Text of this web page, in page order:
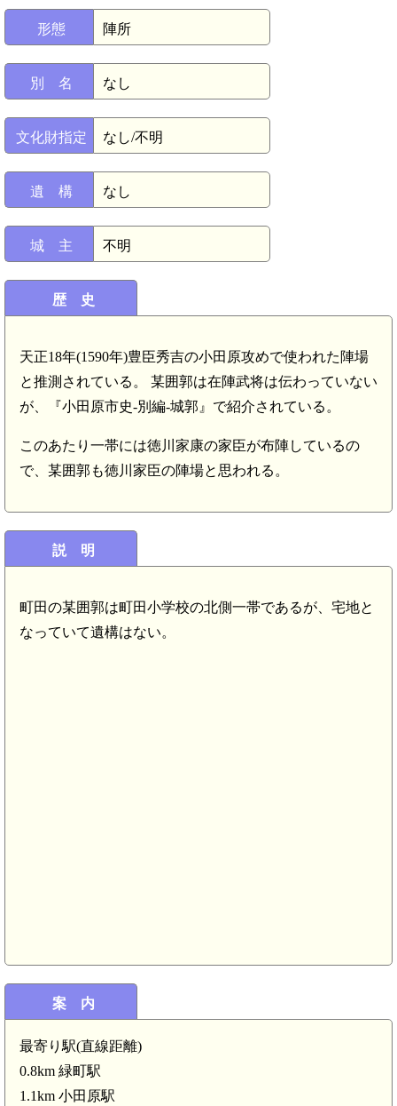
形態 陣所
別 名 なし
文化財指定 なし/不明
遺 構 なし
城 主 不明
歴 史
天正18年(1590年)豊臣秀吉の小田原攻めで使われた陣場
と推測されている。 某囲郭は在陣武将は伝わっていない
が、『小田原市史-別編-城郭』で紹介されている。
このあたり一帯には徳川家康の家臣が布陣しているの
で、某囲郭も徳川家臣の陣場と思われる。
説 明
町田の某囲郭は町田小学校の北側一帯であるが、宅地と
なっていて遺構はない。
案 内
最寄り駅(直線距離)
0.8km 緑町駅
1.1km 小田原駅